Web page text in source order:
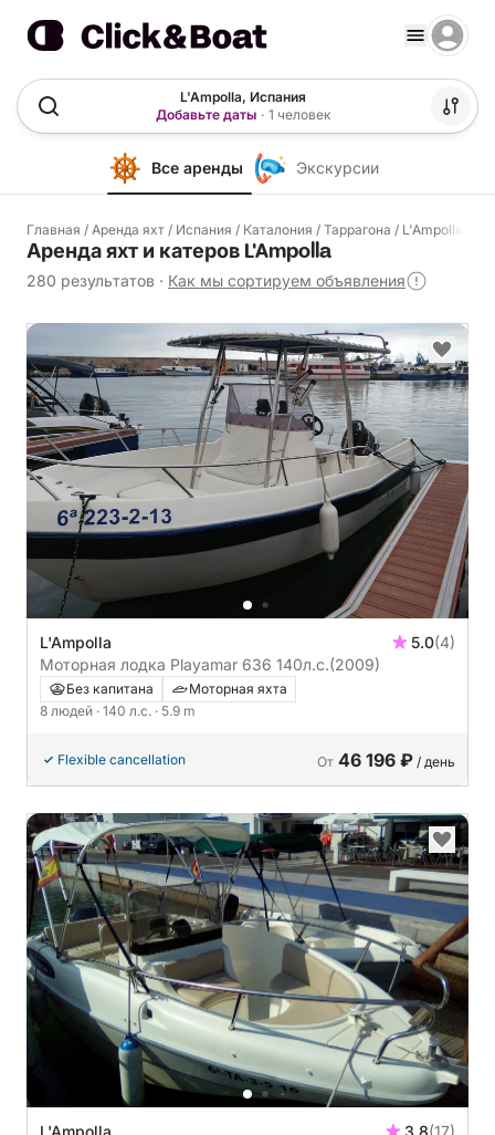
L'Ampolla, Испания
Добавьте даты · 1 человек
Все аренды Экскурсии
Главная / Аренда яхт / Испания / Каталония / Таррагона / L'Ampolla
Аренда яхт и катеров L'Ampolla
280 результатов · Как мы сортируем объявления
L'Ampolla 5.0(4)
Моторная лодка Playamar 636 140л.с.(2009)
Без капитана
Моторная яхта
8 людей · 140 л.с. · 5.9 m
Flexible cancellation От 46 196 ₽ / день
L'Ampolla 3.8(17)